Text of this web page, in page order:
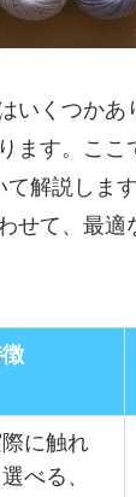
いくつかあ
ます。ここ
解説しま
せて、最適
に触れ
べる、